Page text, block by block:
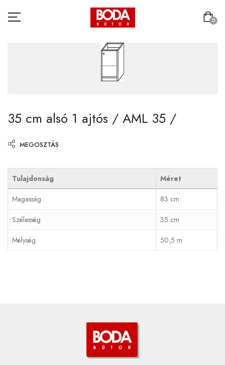
0
35 cm alsó 1 ajtós / AML 35 /
MEGOSZTÁS
Tulajdonság Méret
Magasság 83 cm
Szélesség 35 cm
Mélység 50,5 m